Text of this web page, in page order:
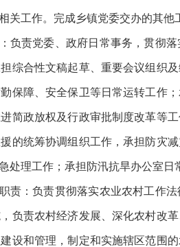
工作。完成乡镇党委交办的其他
负责党委、政府日常事务，贯彻
综合性文稿起草、重要会议组织
保障、安全保卫等日常运转工作
简政放权及行政审批制度改革等
的统筹协调组织工作，承担防灾
理工作；承担防汛抗旱办公室日
责：负责贯彻落实农业农村工作
负责农村经济发展、深化农村改
设和管理，制定和实施辖区范围